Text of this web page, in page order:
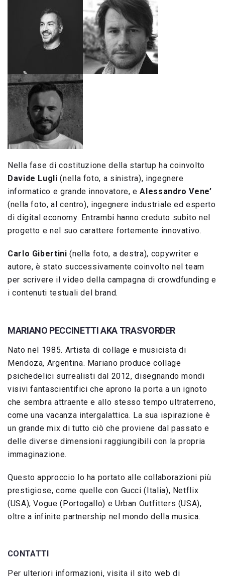
Nella fase di costituzione della startup ha coinvolto
Davide Lugli(nella foto, a sinistra), ingegnere
informatico e grande innovatore, eAlessandro Vene’
(nella foto, al centro), ingegnere industriale ed esperto
di digital economy. Entrambi hanno creduto subito nel
progetto e nel suo carattere fortemente innovativo.
Carlo Gibertini(nella foto, a destra), copywriter e
autore, è stato successivamente coinvolto nel team
per scrivere il video della campagna di crowdfunding e
i contenuti testuali del brand.
MARIANO PECCINETTI AKA TRASVORDER
Nato nel 1985. Artista di collage e musicista di
Mendoza, Argentina. Mariano produce collage
psichedelici surrealisti dal 2012, disegnando mondi
visivi fantascientifici che aprono la porta a un ignoto
che sembra attraente e allo stesso tempo ultraterreno,
come una vacanza intergalattica. La sua ispirazione è
un grande mix di tutto ciò che proviene dal passato e
delle diverse dimensioni raggiungibili con la propria
immaginazione.
Questo approccio lo ha portato alle collaborazioni più
prestigiose, come quelle con Gucci (Italia), Netflix
(USA), Vogue (Portogallo) e Urban Outfitters (USA),
oltre a infinite partnership nel mondo della musica.
CONTATTI
Per ulteriori informazioni, visita il sito web di